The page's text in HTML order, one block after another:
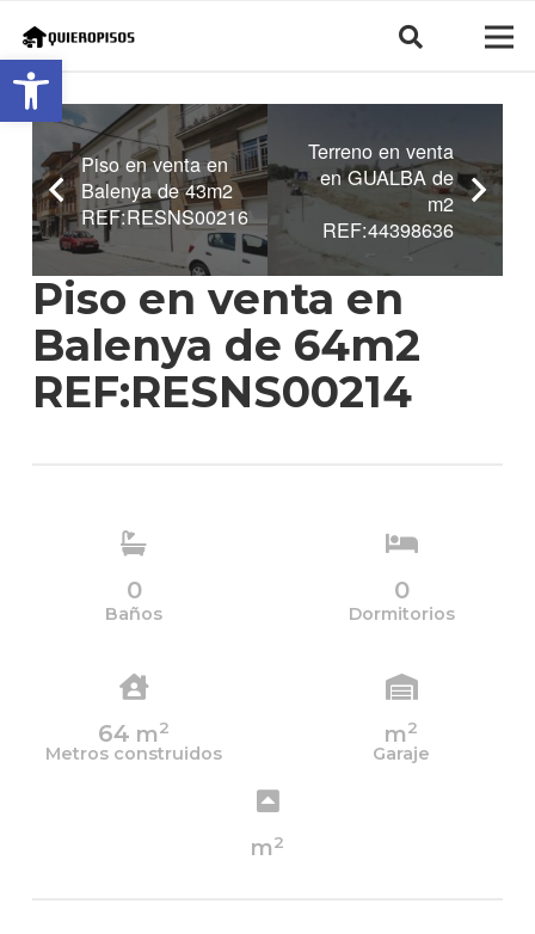
Abrir barra de herramientas
Piso en venta en
Balenya de 43m2
REF:RESNS00216
Terreno en venta
en GUALBA de
m2
REF:44398636
Piso en venta en
Balenya de 64m2
REF:RESNS00214
0
Baños
0
Dormitorios
64 m2
Metros construidos
m2
Garaje
m2